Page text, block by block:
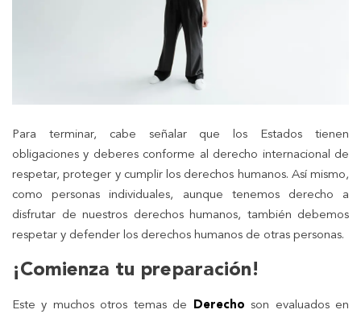
Para terminar, cabe señalar que los Estados tienen
obligaciones y deberes conforme al derecho internacional de
respetar, proteger y cumplir los derechos humanos. Así mismo,
como personas individuales, aunque tenemos derecho a
disfrutar de nuestros derechos humanos, también debemos
respetar y defender los derechos humanos de otras personas.
¡Comienza tu preparación!
Este y muchos otros temas de Derecho son evaluados en